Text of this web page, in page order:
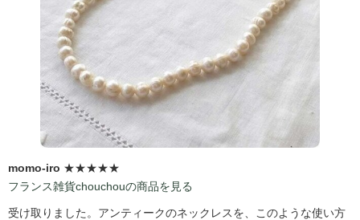
momo-iro ★★★★★
フランス雑貨chouchouの商品を見る
受け取りました。アンティークのネックレスを、このような使い方